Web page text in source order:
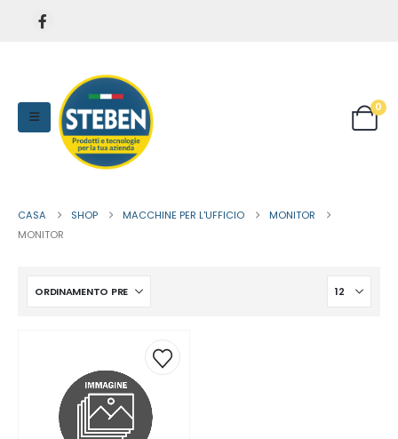
0
CASA SHOP MACCHINE PER L'UFFICIO
MONITOR
MONITOR